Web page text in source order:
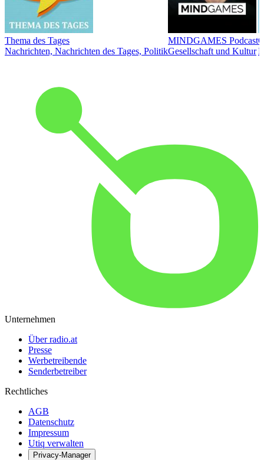
Thema des Tages
Nachrichten, Nachrichten des Tages, Politik
MINDGAMES Podcast
Gesellschaft und Kultur
Unternehmen
Über radio.at
Presse
Werbetreibende
Senderbetreiber
Rechtliches
AGB
Datenschutz
Impressum
Utiq verwalten
Privacy-Manager